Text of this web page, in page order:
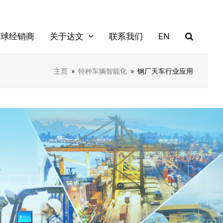
经销商 关于达文 联系我们 EN
主页 » 特种车辆智能化 » 钢厂天车行业应用